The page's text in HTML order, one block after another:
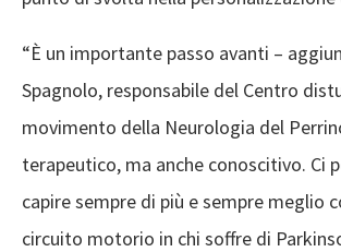
“È un importante passo avanti –
Spagnolo, responsabile del Centro
movimento della Neurologia del
terapeutico, ma anche conoscitivo. Ci
capire sempre di più e sempre meglio
circuito motorio in chi soffre di